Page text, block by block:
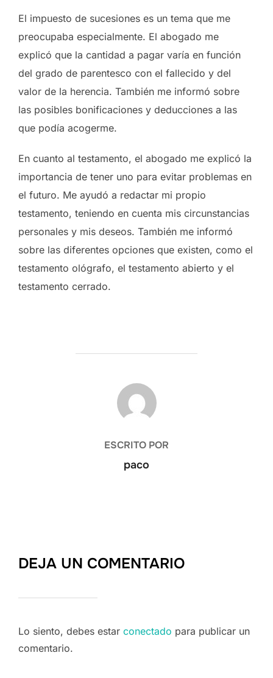
El impuesto de sucesiones es un tema que me
preocupaba especialmente. El abogado me
explicó que la cantidad a pagar varía en función
del grado de parentesco con el fallecido y del
valor de la herencia. También me informó sobre
las posibles bonificaciones y deducciones a las
que podía acogerme.
En cuanto al testamento, el abogado me explicó la
importancia de tener uno para evitar problemas en
el futuro. Me ayudó a redactar mi propio
testamento, teniendo en cuenta mis circunstancias
personales y mis deseos. También me informó
sobre las diferentes opciones que existen, como el
testamento ológrafo, el testamento abierto y el
testamento cerrado.
AUTOR DE LA ENTRADA
ESCRITO POR
paco
DEJA UN COMENTARIO
Lo siento, debes estar conectado para publicar un
comentario.